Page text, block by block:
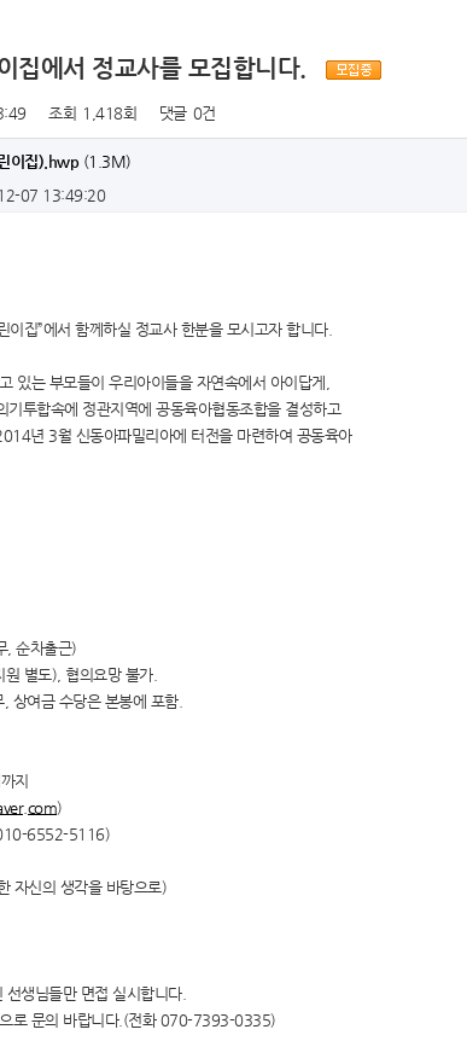
집에서 정교사를 모집합니다.
조회 1,418회 댓글 0건
이집).hwp(1.3M)
07 13:49:20
이집”에서 함께하실 정교사 한분을 모시고자 합니다.
있는 부모들이 우리아이들을 자연속에서 아이답게,
기투합속에 정관지역에 공동육아협동조합을 결성하고
년 3월 신동아파밀리아에 터전을 마련하여 공동육아
, 순차출근)
별도), 협의요망 불가.
여금 수당은 본봉에 포함.
지
)
6552-5116)
자신의 생각을 바탕으로)
생님들만 면접 실시합니다.
로 문의 바랍니다.(전화 070-7393-0335)